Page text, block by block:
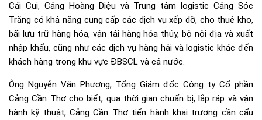
Cái Cui, Cảng Hoàng Diệu và Trung tâm logistic Cảng Sóc
Trăng có khả năng cung cấp các dịch vụ xếp dỡ, cho thuê kho,
bãi lưu trữ hàng hóa, vận tải hàng hóa thủy, bộ nội địa và xuất
nhập khẩu, cũng như các dịch vụ hàng hải và logistic khác đến
khách hàng trong khu vực ĐBSCL và cả nước.
Ông Nguyễn Văn Phương, Tổng Giám đốc Công ty Cổ phần
Cảng Cần Thơ cho biết, qua thời gian chuẩn bị, lắp ráp và vận
hành kỹ thuật, Cảng Cần Thơ tiến hành khai trương cần cẩu